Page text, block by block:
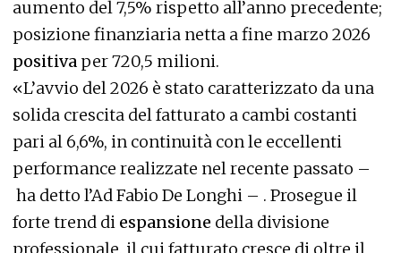
aumento del 7,5% rispetto all’anno precedente;
posizione finanziaria netta a fine marzo 2026
positiva per 720,5 milioni.
«L’avvio del 2026 è stato caratterizzato da una
solida crescita del fatturato a cambi costanti
pari al 6,6%, in continuità con le eccellenti
performance realizzate nel recente passato –
ha detto l’Ad Fabio De Longhi – . Prosegue il
forte trend di espansione della divisione